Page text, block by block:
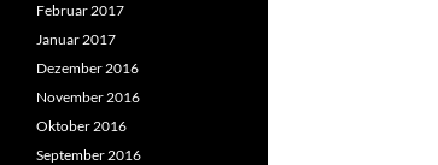
Februar 2017
Januar 2017
Dezember 2016
November 2016
Oktober 2016
September 2016